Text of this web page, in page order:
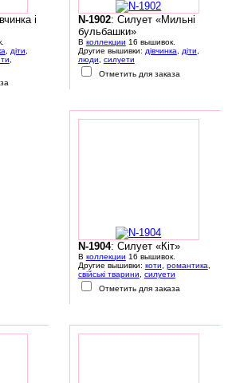
і
діти
N-1902: Силует «Мильні
бульбашки»
В коллекции 16 вышивок.
Другие вышивки: дівчинка діти
люди
силуети
Отметить для заказа
N-1904: Силует «Кіт»
В коллекции 16 вышивок.
Другие вышивки: коти романтика
свійські тварини
силуети
Отметить для заказа